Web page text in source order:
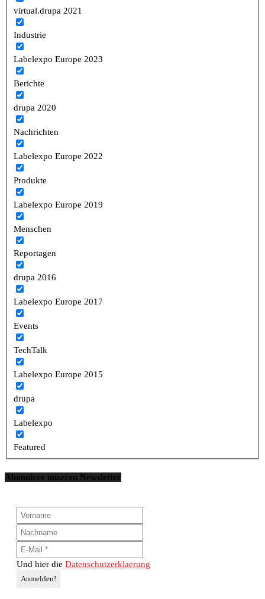
virtual.drupa 2021
Industrie
Labelexpo Europe 2023
Berichte
drupa 2020
Nachrichten
Labelexpo Europe 2022
Produkte
Labelexpo Europe 2019
Menschen
Reportagen
drupa 2016
Labelexpo Europe 2017
Events
TechTalk
Labelexpo Europe 2015
drupa
Labelexpo
Featured
Abonniere unseren Newsletter
Und hier die Datenschutzerklaerung